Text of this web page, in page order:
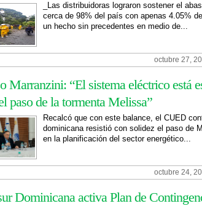
_Las distribuidoras lograron sostener el
cerca de 98% del país con apenas 4.05%
un hecho sin precedentes en medio de...
octubre 27,
Marranzini: “El sistema eléctrico está
paso de la tormenta Melissa”
Recalcó que con este balance, el CUED
dominicana resistió con solidez el paso de
en la planificación del sector energético...
octubre 24,
Dominicana activa Plan de